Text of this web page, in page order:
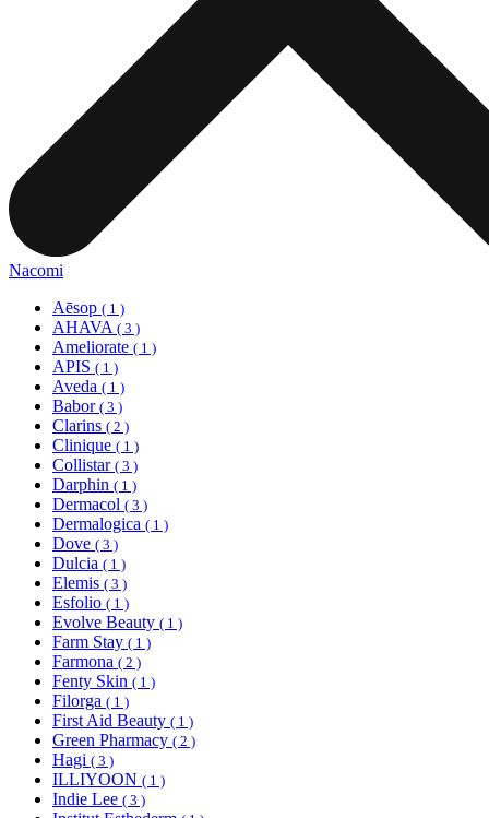
Nacomi
Aēsop ( 1 )
AHAVA ( 3 )
Ameliorate ( 1 )
APIS ( 1 )
Aveda ( 1 )
Babor ( 3 )
Clarins ( 2 )
Clinique ( 1 )
Collistar ( 3 )
Darphin ( 1 )
Dermacol ( 3 )
Dermalogica ( 1 )
Dove ( 3 )
Dulcia ( 1 )
Elemis ( 3 )
Esfolio ( 1 )
Evolve Beauty ( 1 )
Farm Stay ( 1 )
Farmona ( 2 )
Fenty Skin ( 1 )
Filorga ( 1 )
First Aid Beauty ( 1 )
Green Pharmacy ( 2 )
Hagi ( 3 )
ILLIYOON ( 1 )
Indie Lee ( 3 )